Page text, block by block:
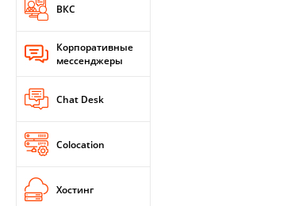
ВКС
Корпоративные
мессенджеры
Chat Desk
Colocation
Хостинг